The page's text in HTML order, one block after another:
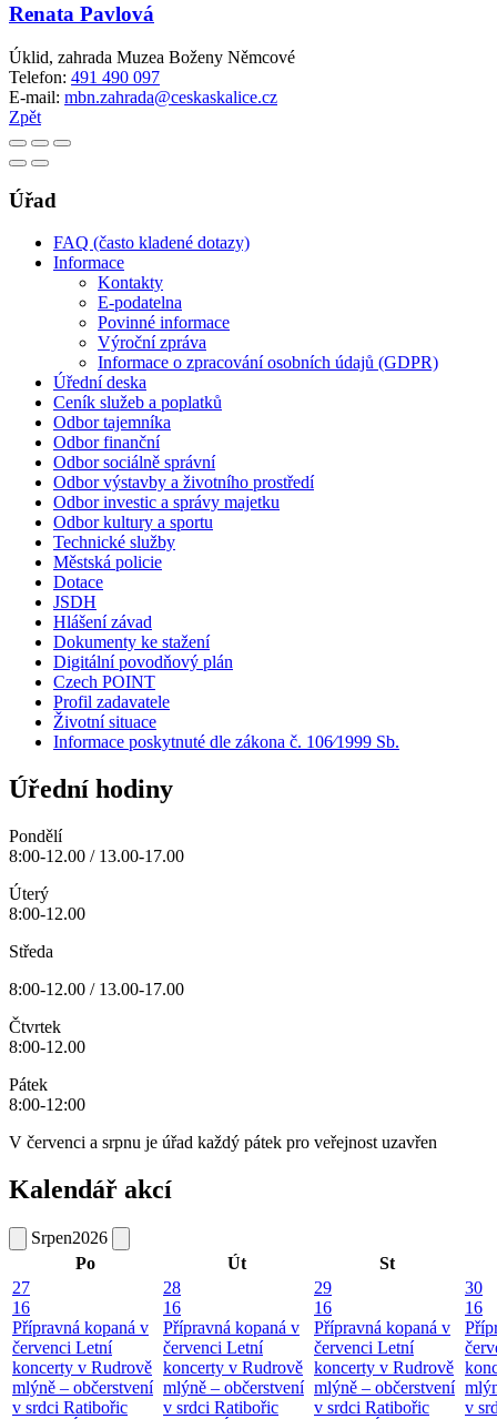
Renata Pavlová
Úklid, zahrada Muzea Boženy Němcové
Telefon: 491 490 097
E-mail: mbn.zahrada@ceskaskalice.cz
Zpět
Úřad
FAQ (často kladené dotazy)
Informace
Kontakty
E-podatelna
Povinné informace
Výroční zpráva
Informace o zpracování osobních údajů (GDPR)
Úřední deska
Ceník služeb a poplatků
Odbor tajemníka
Odbor finanční
Odbor sociálně správní
Odbor výstavby a životního prostředí
Odbor investic a správy majetku
Odbor kultury a sportu
Technické služby
Městská policie
Dotace
JSDH
Hlášení závad
Dokumenty ke stažení
Digitální povodňový plán
Czech POINT
Profil zadavatele
Životní situace
Informace poskytnuté dle zákona č. 106⁄1999 Sb.
Úřední hodiny
Pondělí
8:00-12.00 / 13.00-17.00
Úterý
8:00-12.00
Středa
8:00-12.00 / 13.00-17.00
Čtvrtek
8:00-12.00
Pátek
8:00-12:00
V červenci a srpnu je úřad každý pátek pro veřejnost uzavřen
Kalendář akcí
Srpen2026
Po
Út
St
27
16
Přípravná kopaná v
červenci Letní
koncerty v Rudrově
mlýně – občerstvení
v srdci Ratibořic
28
16
Přípravná kopaná v
červenci Letní
koncerty v Rudrově
mlýně – občerstvení
v srdci Ratibořic
29
16
Přípravná kopaná v
červenci Letní
koncerty v Rudrově
mlýně – občerstvení
v srdci Ratibořic
30
16
v